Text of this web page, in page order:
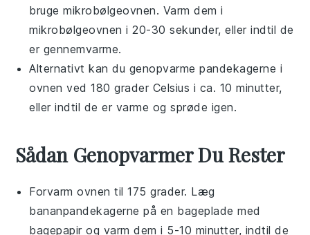
bruge mikrobølgeovnen. Varm dem i
mikrobølgeovnen i 20-30 sekunder, eller indtil de
er gennemvarme.
Alternativt kan du genopvarme pandekagerne i
ovnen ved 180 grader Celsius i ca. 10 minutter,
eller indtil de er varme og sprøde igen.
Sådan Genopvarmer Du Rester
Forvarm ovnen til 175 grader. Læg
bananpandekagerne på en bageplade med
bagepapir og varm dem i 5-10 minutter, indtil de